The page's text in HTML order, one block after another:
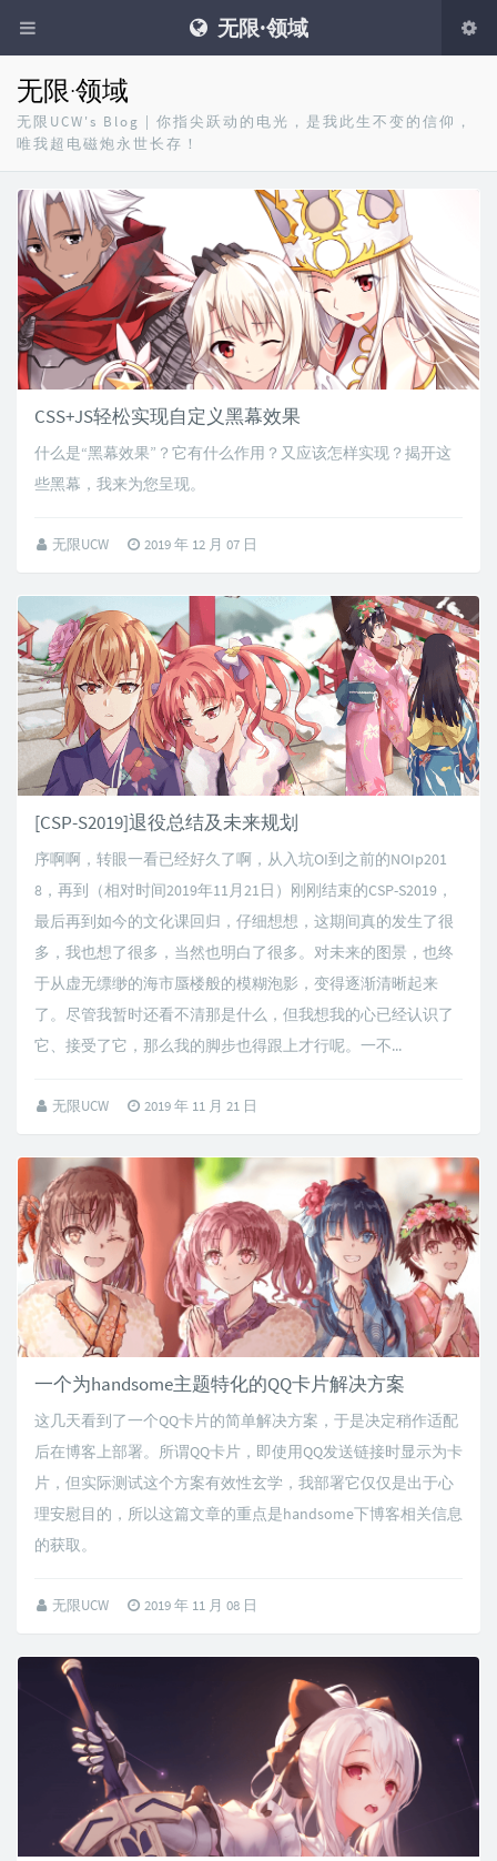
无限·领域
无限·领域
无限UCW's Blog | 你指尖跃动的电光，是我此生不变的信仰，
唯我超电磁炮永世长存！
CSS+JS轻松实现自定义黑幕效果
什么是“黑幕效果”？它有什么作用？又应该怎样实现？揭开这
些黑幕，我来为您呈现。
无限UCW 2019 年 12 月 07 日
[CSP-S2019]退役总结及未来规划
序啊啊，转眼一看已经好久了啊，从入坑OI到之前的NOIp201
8，再到（相对时间2019年11月21日）刚刚结束的CSP-S2019，
最后再到如今的文化课回归，仔细想想，这期间真的发生了很
多，我也想了很多，当然也明白了很多。对未来的图景，也终
于从虚无缥缈的海市蜃楼般的模糊泡影，变得逐渐清晰起来
了。尽管我暂时还看不清那是什么，但我想我的心已经认识了
它、接受了它，那么我的脚步也得跟上才行呢。一不...
无限UCW 2019 年 11 月 21 日
一个为handsome主题特化的QQ卡片解决方案
这几天看到了一个QQ卡片的简单解决方案，于是决定稍作适配
后在博客上部署。所谓QQ卡片，即使用QQ发送链接时显示为卡
片，但实际测试这个方案有效性玄学，我部署它仅仅是出于心
理安慰目的，所以这篇文章的重点是handsome下博客相关信息
的获取。
无限UCW 2019 年 11 月 08 日